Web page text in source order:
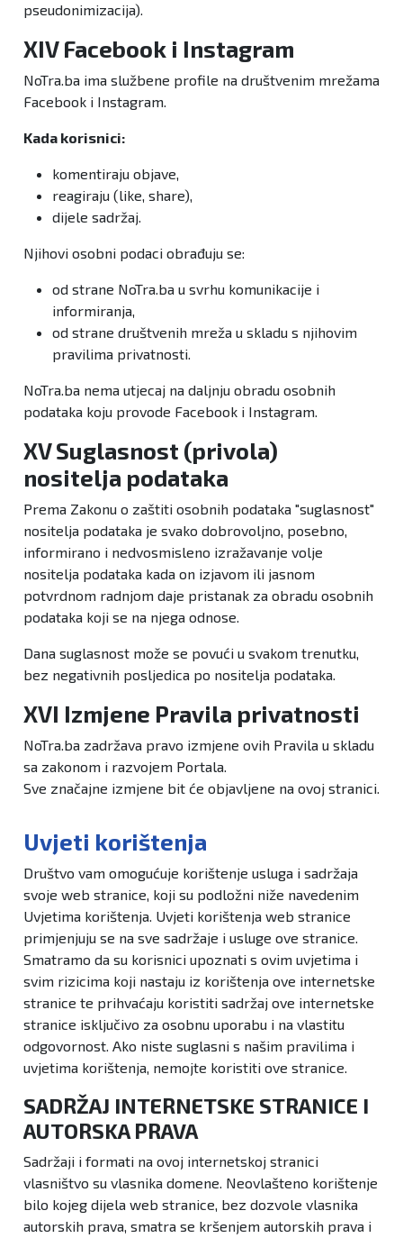
pseudonimizacija).
XIV Facebook i Instagram
NoTra.ba ima službene profile na društvenim mrežama
Facebook i Instagram.
Kada korisnici:
komentiraju objave,
reagiraju (like, share),
dijele sadržaj.
Njihovi osobni podaci obrađuju se:
od strane NoTra.ba u svrhu komunikacije i
informiranja,
od strane društvenih mreža u skladu s njihovim
pravilima privatnosti.
NoTra.ba nema utjecaj na daljnju obradu osobnih
podataka koju provode Facebook i Instagram.
XV Suglasnost (privola)
nositelja podataka
Prema Zakonu o zaštiti osobnih podataka "suglasnost"
nositelja podataka je svako dobrovoljno, posebno,
informirano i nedvosmisleno izražavanje volje
nositelja podataka kada on izjavom ili jasnom
potvrdnom radnjom daje pristanak za obradu osobnih
podataka koji se na njega odnose.
Dana suglasnost može se povući u svakom trenutku,
bez negativnih posljedica po nositelja podataka.
XVI Izmjene Pravila privatnosti
NoTra.ba zadržava pravo izmjene ovih Pravila u skladu
sa zakonom i razvojem Portala.
Sve značajne izmjene bit će objavljene na ovoj stranici.
Uvjeti korištenja
Društvo vam omogućuje korištenje usluga i sadržaja
svoje web stranice, koji su podložni niže navedenim
Uvjetima korištenja. Uvjeti korištenja web stranice
primjenjuju se na sve sadržaje i usluge ove stranice.
Smatramo da su korisnici upoznati s ovim uvjetima i
svim rizicima koji nastaju iz korištenja ove internetske
stranice te prihvaćaju koristiti sadržaj ove internetske
stranice isključivo za osobnu uporabu i na vlastitu
odgovornost. Ako niste suglasni s našim pravilima i
uvjetima korištenja, nemojte koristiti ove stranice.
SADRŽAJ INTERNETSKE STRANICE I
AUTORSKA PRAVA
Sadržaji i formati na ovoj internetskoj stranici
vlasništvo su vlasnika domene. Neovlašteno korištenje
bilo kojeg dijela web stranice, bez dozvole vlasnika
autorskih prava, smatra se kršenjem autorskih prava i